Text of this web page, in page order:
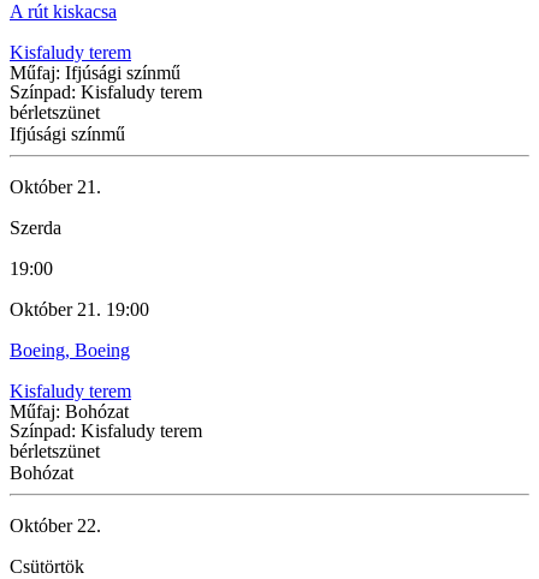
A rút kiskacsa
Kisfaludy terem
Műfaj: Ifjúsági színmű
Színpad: Kisfaludy terem
bérletszünet
Ifjúsági színmű
Október 21.
Szerda
19:00
Október 21. 19:00
Boeing, Boeing
Kisfaludy terem
Műfaj: Bohózat
Színpad: Kisfaludy terem
bérletszünet
Bohózat
Október 22.
Csütörtök